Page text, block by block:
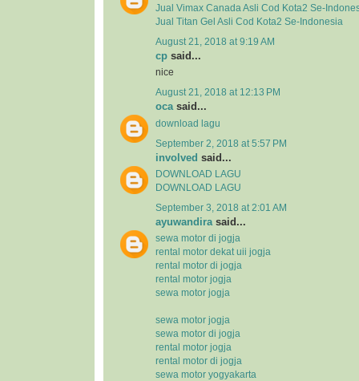
Jual Vimax Canada Asli Cod Kota2 Se-
Jual Titan Gel Asli Cod Kota2 Se-Indonesia
August 21, 2018 at 9:19 AM
cp said...
nice
August 21, 2018 at 12:13 PM
ocasaid...
download lagu
September 2, 2018 at 5:57 PM
involved said...
DOWNLOAD LAGU
DOWNLOAD LAGU
September 3, 2018 at 2:01 AM
ayuwandirasaid...
sewa motor di jogja
rental motor dekat uii jogja
rental motor di jogja
rental motor jogja
sewa motor jogja
sewa motor jogja
sewa motor di jogja
rental motor jogja
rental motor di jogja
sewa motor yogyakarta